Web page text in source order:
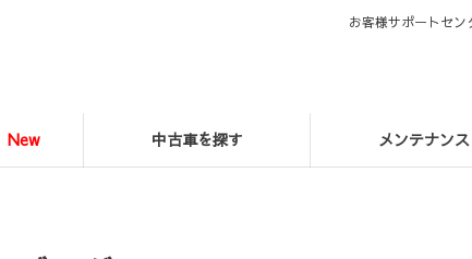
New 中古車を探す メンテナンス
お客様サポートセン